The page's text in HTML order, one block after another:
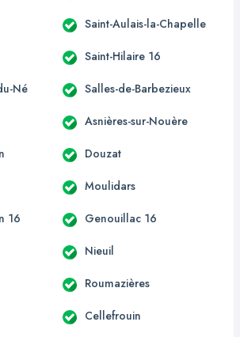
Saint-Aulais-la-Chapelle
Saint-Hilaire 16
Né Salles-de-Barbezieux
Asnières-sur-Nouère
Douzat
Moulidars
16 Genouillac 16
Nieuil
Roumazières
Cellefrouin